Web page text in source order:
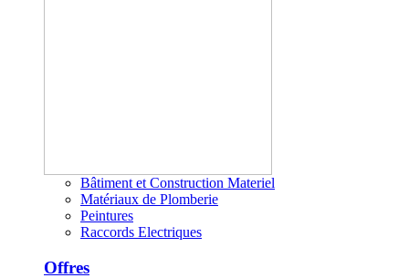
Bâtiment et Construction Materiel
Matériaux de Plomberie
Peintures
Raccords Electriques
Offres